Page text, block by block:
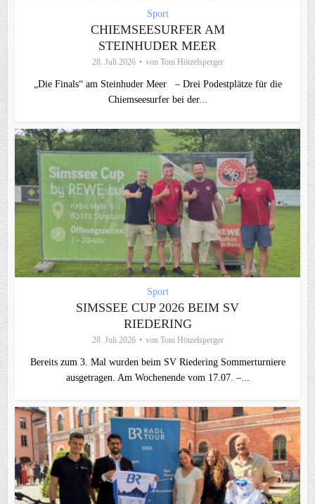
Sport
CHIEMSEESURFER AM
STEINHUDER MEER
28. Juli 2026 von Toni Hötzelsperger
„Die Finals“ am Steinhuder Meer – Drei Podestplätze für die
Chiemseesurfer bei der...
Sport
SIMSSEE CUP 2026 BEIM SV
RIEDERING
28. Juli 2026 von Toni Hötzelsperger
Bereits zum 3. Mal wurden beim SV Riedering Sommerturniere
ausgetragen. Am Wochenende vom 17.07. –...